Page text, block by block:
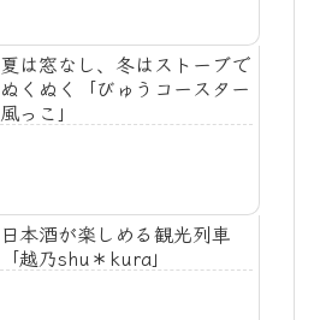
夏は窓なし、冬はストーブで
ぬくぬく「びゅうコースター
風っこ」
日本酒が楽しめる観光列車
「越乃shu＊kura」